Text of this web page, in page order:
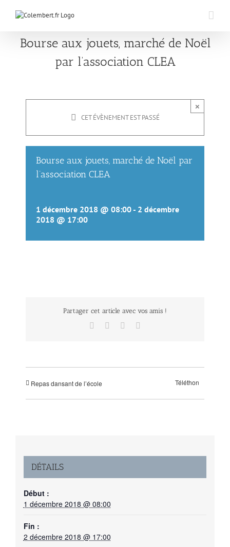
Bourse aux jouets, marché de Noël
par l’association CLEA
×
CET ÉVÈNEMENT EST PASSÉ
Bourse aux jouets, marché de Noël par
l’association CLEA
1 décembre 2018 @ 08:00- 2 décembre
2018 @ 17:00
Partager cet article avec vos amis !
Facebook
TwitterLinkedIn
Repas dansant de l’école Téléthon
DÉTAILS
Début :
1 décembre 2018 @ 08:00
Fin :
2 décembre 2018 @ 17:00